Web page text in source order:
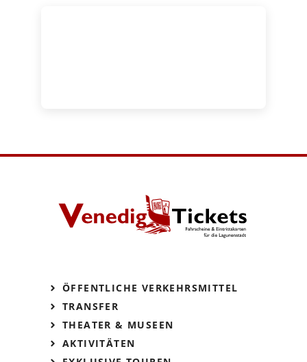
ÖFFENTLICHE VERKEHRSMITTEL
TRANSFER
THEATER & MUSEEN
AKTIVITÄTEN